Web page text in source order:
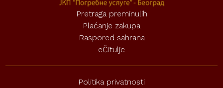
Pretraga preminulih
Plaćanje zakupa
Raspored sahrana
eČitulje
Politika privatnosti